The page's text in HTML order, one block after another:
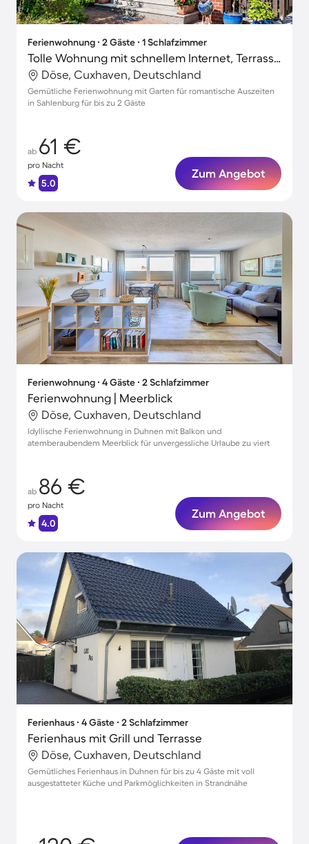
Ferienwohnung ∙ 2 Gäste ∙ 1 Schlafzimmer
Tolle Wohnung mit schnellem Internet, Terrasse und Grill | Gartenblick
Döse, Cuxhaven, Deutschland
Gemütliche Ferienwohnung mit Garten für romantische Auszeiten
in Sahlenburg für bis zu 2 Gäste
ab 61 €
pro Nacht
5.0
Zum Angebot
Ferienwohnung ∙ 4 Gäste ∙ 2 Schlafzimmer
Ferienwohnung | Meerblick
Döse, Cuxhaven, Deutschland
Idyllische Ferienwohnung in Duhnen mit Balkon und
atemberaubendem Meerblick für unvergessliche Urlaube zu viert
ab 86 €
pro Nacht
4.0
Zum Angebot
Ferienhaus ∙ 4 Gäste ∙ 2 Schlafzimmer
Ferienhaus mit Grill und Terrasse
Döse, Cuxhaven, Deutschland
Gemütliches Ferienhaus in Duhnen für bis zu 4 Gäste mit voll
ausgestatteter Küche und Parkmöglichkeiten in Strandnähe